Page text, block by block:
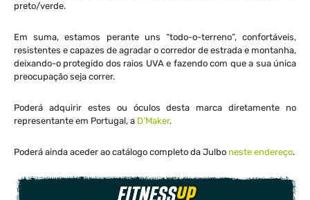
preto/verde.
Em suma, estamos perante uns “todo-o-terreno”, confortáveis,
resistentes e capazes de agradar o corredor de estrada e montanha,
deixando-o protegido dos raios UVA e fazendo com que a sua única
preocupação seja correr.
Poderá adquirir estes ou óculos desta marca diretamente no
representante em Portugal, a D’Maker.
Poderá ainda aceder ao catálogo completo da Julbo neste endereço.